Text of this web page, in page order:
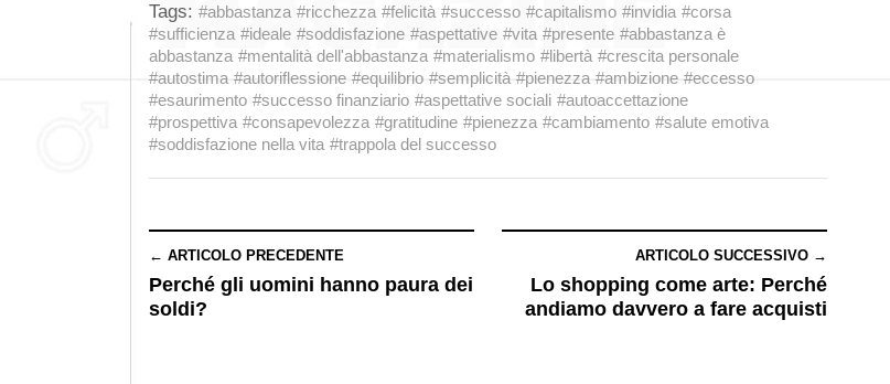
Tags: #abbastanza #ricchezza #felicità #successo #capitalismo #invidia #corsa
#sufficienza #ideale #soddisfazione #aspettative #vita #presente #abbastanza è
abbastanza #mentalità dell'abbastanza #materialismo #libertà #crescita personale
#autostima #autoriflessione #equilibrio #semplicità #pienezza #ambizione #eccesso
#esaurimento #successo finanziario #aspettative sociali #autoaccettazione
#prospettiva #consapevolezza #gratitudine #pienezza #cambiamento #salute emotiva
#soddisfazione nella vita #trappola del successo
← ARTICOLO PRECEDENTE
Perché gli uomini hanno paura dei
soldi?
ARTICOLO SUCCESSIVO →
Lo shopping come arte: Perché
andiamo davvero a fare acquisti